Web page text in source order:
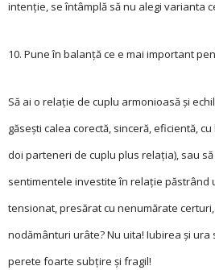
intenție, se întâmplă să nu alegi varianta
10. Pune în balanță ce e mai important
Să ai o relație de cuplu armonioasă și
găsești calea corectă, sinceră, eficientă,
doi parteneri de cuplu plus relația), sau
sentimentele investite în relație păstrând
tensionat, presărat cu nenumărate
nodământuri urâte? Nu uita! Iubirea și
perete foarte subțire și fragil!